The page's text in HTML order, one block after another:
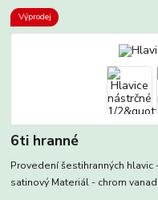
Výprodej
6ti hranné
Provedení šestihranných
satinový Materiál - chrom